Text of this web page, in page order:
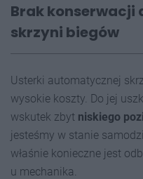
Brak
skrzyni biegów
Usterki automatycznej
wysokie koszty. Do jej
wskutek zbyt niskiego
jesteśmy w stanie
właśnie konieczne jest
u mechanika.